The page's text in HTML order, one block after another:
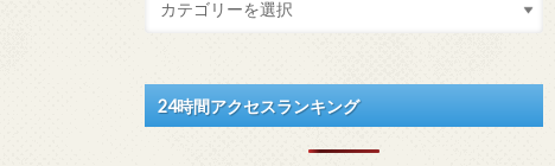
24時間アクセスランキング